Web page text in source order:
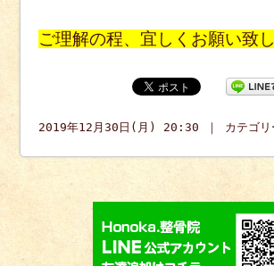
ご理解の程、宜しくお願い致し
2019年12月30日(月) 20:30 ｜ カテゴリ